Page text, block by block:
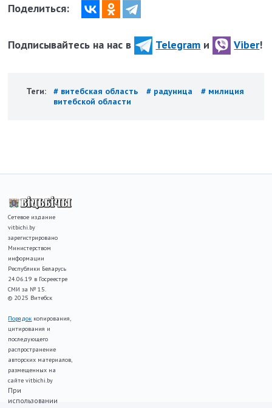
Поделиться:
Подписывайтесь на нас в Telegram и Viber!
Теги: # витебская область # радуница
# милиция
витебской области
Сетевое издание
vitbichi.by
зарегистрировано
Министерством
информации
Республики Беларусь
24.06.19 в Госреестре
СМИ за № 15.
© 2025 Витебск
Порядок копирования,
цитирования и
последующего
распространение
авторских материалов,
размещенных на
сайте vitbichi.by
При
использовании